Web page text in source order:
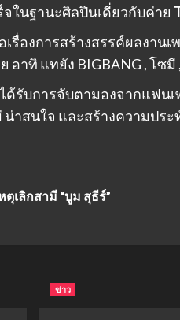
ในฐานะศิลปินเดี่ยวกับค่าย
รื่องการสร้างสรรค์ผลงาน
าทิ แทยัง BIGBANG , โซ
ด้รับการจับตามองจากแฟน
าสนใจ และสร้างความปร
ตุเลิกสามี “บูม สุธีร์”
ข่าว